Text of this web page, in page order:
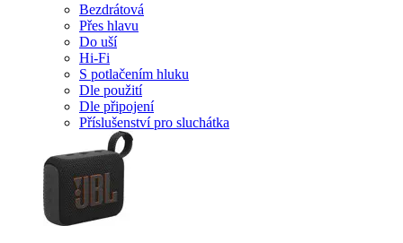
Bezdrátová
Přes hlavu
Do uší
Hi-Fi
S potlačením hluku
Dle použití
Dle připojení
Příslušenství pro sluchátka